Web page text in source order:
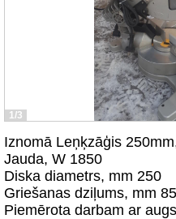
1/3
Iznomā Leņķzāģis
Jauda, W 1850
Diska diametrs, mm 250
Griešanas dziļums, mm 85
Piemērota darbam ar